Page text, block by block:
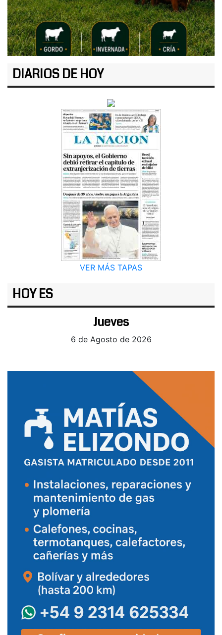
DIARIOS DE HOY
VER MÁS TAPAS
HOY ES
Jueves
6 de Agosto de 2026